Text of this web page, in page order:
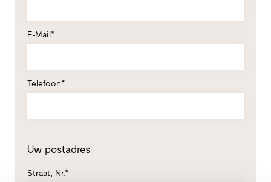
E-Mail*
Telefoon*
Uw postadres
Straat, Nr.*